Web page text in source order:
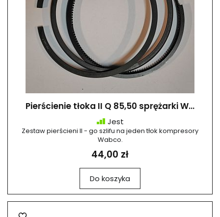
Pierścienie tłoka II Q 85,50 sprężarki W...
Jest
Zestaw pierścieni II - go szlifu na jeden tłok kompresory
Wabco.
44,00 zł
Do koszyka